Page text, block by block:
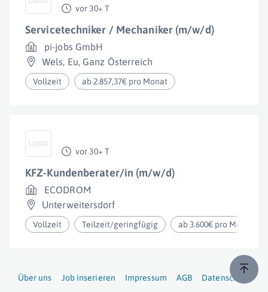
vor 30+ T
Servicetechniker / Mechaniker (m/w/d)
pi-jobs GmbH
Wels, Eu, Ganz Österreich
Vollzeit ab 2.857,37€ pro Monat
vor 30+ T
KFZ-Kundenberater/in (m/w/d)
ECODROM
Unterweitersdorf
Vollzeit Teilzeit/geringfügig ab 3.600€ pro Monat
Über uns Job inserieren Impressum AGB Datenschutz